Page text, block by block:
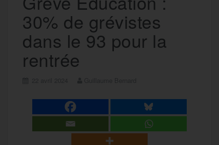
30% de grévistes
dans le 93 pour la
rentrée